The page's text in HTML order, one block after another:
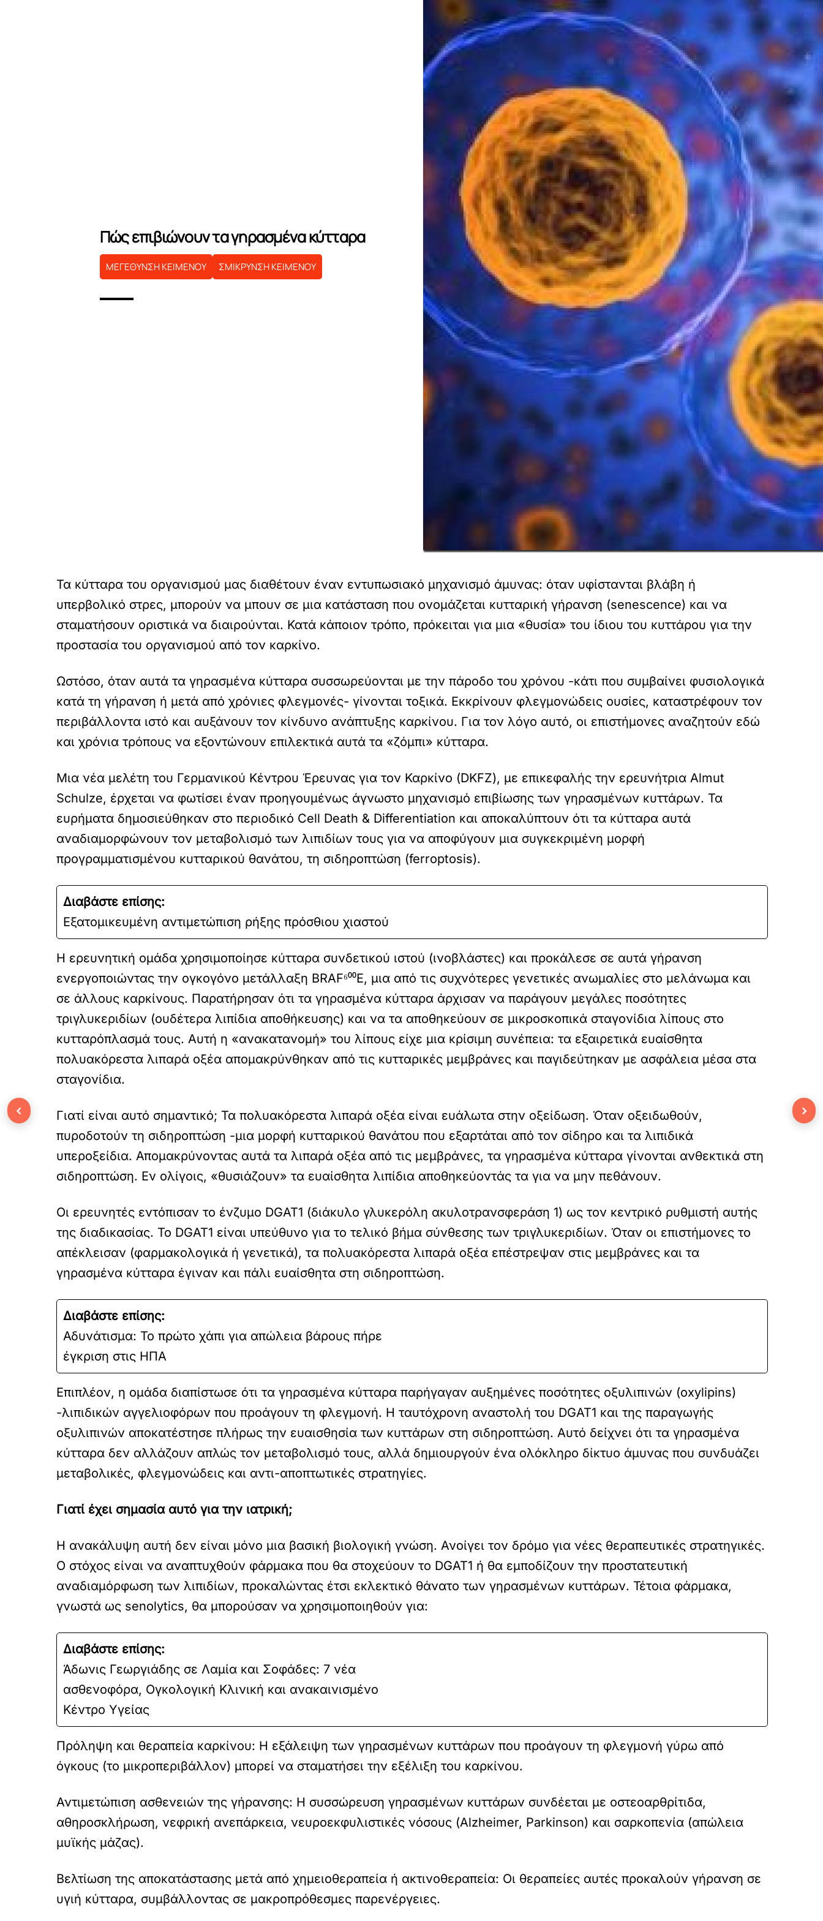
Πώς επιβιώνουν τα γηρασμένα κύτταρα
ΜΕΓΕΘΥΝΣΗ ΚΕΙΜΕΝΟΥ ΣΜΙΚΡΥΝΣΗ ΚΕΙΜΕΝΟΥ
Τα κύτταρα του οργανισμού μας διαθέτουν έναν εντυπωσιακό μηχανισμό άμυνας: όταν υφίστανται βλάβη ή
υπερβολικό στρες, μπορούν να μπουν σε μια κατάσταση που ονομάζεται κυτταρική γήρανση (senescence) και να
σταματήσουν οριστικά να διαιρούνται. Κατά κάποιον τρόπο, πρόκειται για μια «θυσία» του ίδιου του κυττάρου για την
προστασία του οργανισμού από τον καρκίνο.
Ωστόσο, όταν αυτά τα γηρασμένα κύτταρα συσσωρεύονται με την πάροδο του χρόνου -κάτι που συμβαίνει φυσιολογικά
κατά τη γήρανση ή μετά από χρόνιες φλεγμονές- γίνονται τοξικά. Εκκρίνουν φλεγμονώδεις ουσίες, καταστρέφουν τον
περιβάλλοντα ιστό και αυξάνουν τον κίνδυνο ανάπτυξης καρκίνου. Για τον λόγο αυτό, οι επιστήμονες αναζητούν εδώ
και χρόνια τρόπους να εξοντώνουν επιλεκτικά αυτά τα «ζόμπι» κύτταρα.
Μια νέα μελέτη του Γερμανικού Κέντρου Έρευνας για τον Καρκίνο (DKFZ), με επικεφαλής την ερευνήτρια Almut
Schulze, έρχεται να φωτίσει έναν προηγουμένως άγνωστο μηχανισμό επιβίωσης των γηρασμένων κυττάρων. Τα
ευρήματα δημοσιεύθηκαν στο περιοδικό Cell Death & Differentiation και αποκαλύπτουν ότι τα κύτταρα αυτά
αναδιαμορφώνουν τον μεταβολισμό των λιπιδίων τους για να αποφύγουν μια συγκεκριμένη μορφή
προγραμματισμένου κυτταρικού θανάτου, τη σιδηροπτώση (ferroptosis).
Διαβάστε επίσης:
Εξατομικευμένη αντιμετώπιση ρήξης πρόσθιου χιαστού
Η ερευνητική ομάδα χρησιμοποίησε κύτταρα συνδετικού ιστού (ινοβλάστες) και προκάλεσε σε αυτά γήρανση
ενεργοποιώντας την ογκογόνο μετάλλαξη BRAF⁶⁰⁰E, μια από τις συχνότερες γενετικές ανωμαλίες στο μελάνωμα και
σε άλλους καρκίνους. Παρατήρησαν ότι τα γηρασμένα κύτταρα άρχισαν να παράγουν μεγάλες ποσότητες
τριγλυκεριδίων (ουδέτερα λιπίδια αποθήκευσης) και να τα αποθηκεύουν σε μικροσκοπικά σταγονίδια λίπους στο
κυτταρόπλασμά τους. Αυτή η «ανακατανομή» του λίπους είχε μια κρίσιμη συνέπεια: τα εξαιρετικά ευαίσθητα
πολυακόρεστα λιπαρά οξέα απομακρύνθηκαν από τις κυτταρικές μεμβράνες και παγιδεύτηκαν με ασφάλεια μέσα στα
σταγονίδια.
Γιατί είναι αυτό σημαντικό; Τα πολυακόρεστα λιπαρά οξέα είναι ευάλωτα στην οξείδωση. Όταν οξειδωθούν,
πυροδοτούν τη σιδηροπτώση -μια μορφή κυτταρικού θανάτου που εξαρτάται από τον σίδηρο και τα λιπιδικά
υπεροξείδια. Απομακρύνοντας αυτά τα λιπαρά οξέα από τις μεμβράνες, τα γηρασμένα κύτταρα γίνονται ανθεκτικά στη
σιδηροπτώση. Εν ολίγοις, «θυσιάζουν» τα ευαίσθητα λιπίδια αποθηκεύοντάς τα για να μην πεθάνουν.
Οι ερευνητές εντόπισαν το ένζυμο DGAT1 (διάκυλο γλυκερόλη ακυλοτρανσφεράση 1) ως τον κεντρικό ρυθμιστή αυτής
της διαδικασίας. Το DGAT1 είναι υπεύθυνο για το τελικό βήμα σύνθεσης των τριγλυκεριδίων. Όταν οι επιστήμονες το
απέκλεισαν (φαρμακολογικά ή γενετικά), τα πολυακόρεστα λιπαρά οξέα επέστρεψαν στις μεμβράνες και τα
γηρασμένα κύτταρα έγιναν και πάλι ευαίσθητα στη σιδηροπτώση.
Διαβάστε επίσης:
Αδυνάτισμα: Το πρώτο χάπι για απώλεια βάρους πήρε
έγκριση στις ΗΠΑ
Επιπλέον, η ομάδα διαπίστωσε ότι τα γηρασμένα κύτταρα παρήγαγαν αυξημένες ποσότητες οξυλιπινών (oxylipins)
-λιπιδικών αγγελιοφόρων που προάγουν τη φλεγμονή. Η ταυτόχρονη αναστολή του DGAT1 και της παραγωγής
οξυλιπινών αποκατέστησε πλήρως την ευαισθησία των κυττάρων στη σιδηροπτώση. Αυτό δείχνει ότι τα γηρασμένα
κύτταρα δεν αλλάζουν απλώς τον μεταβολισμό τους, αλλά δημιουργούν ένα ολόκληρο δίκτυο άμυνας που συνδυάζει
μεταβολικές, φλεγμονώδεις και αντι-αποπτωτικές στρατηγίες.
Γιατί έχει σημασία αυτό για την ιατρική;
Η ανακάλυψη αυτή δεν είναι μόνο μια βασική βιολογική γνώση. Ανοίγει τον δρόμο για νέες θεραπευτικές στρατηγικές.
Ο στόχος είναι να αναπτυχθούν φάρμακα που θα στοχεύουν το DGAT1 ή θα εμποδίζουν την προστατευτική
αναδιαμόρφωση των λιπιδίων, προκαλώντας έτσι εκλεκτικό θάνατο των γηρασμένων κυττάρων. Τέτοια φάρμακα,
γνωστά ως senolytics, θα μπορούσαν να χρησιμοποιηθούν για:
Διαβάστε επίσης:
Άδωνις Γεωργιάδης σε Λαμία και Σοφάδες: 7 νέα
ασθενοφόρα, Ογκολογική Κλινική και ανακαινισμένο
Κέντρο Υγείας
Πρόληψη και θεραπεία καρκίνου: Η εξάλειψη των γηρασμένων κυττάρων που προάγουν τη φλεγμονή γύρω από
όγκους (το μικροπεριβάλλον) μπορεί να σταματήσει την εξέλιξη του καρκίνου.
Αντιμετώπιση ασθενειών της γήρανσης: Η συσσώρευση γηρασμένων κυττάρων συνδέεται με οστεοαρθρίτιδα,
αθηροσκλήρωση, νεφρική ανεπάρκεια, νευροεκφυλιστικές νόσους (Alzheimer, Parkinson) και σαρκοπενία (απώλεια
μυϊκής μάζας).
Βελτίωση της αποκατάστασης μετά από χημειοθεραπεία ή ακτινοθεραπεία: Οι θεραπείες αυτές προκαλούν γήρανση σε
υγιή κύτταρα, συμβάλλοντας σε μακροπρόθεσμες παρενέργειες.
‹ ›